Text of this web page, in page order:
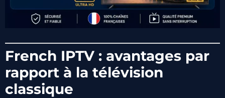
French IPTV : avantages par
rapport à la télévision
classique